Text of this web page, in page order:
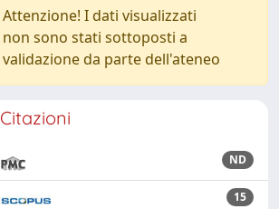
Attenzione! I dati visualizzati
non sono stati sottoposti a
validazione da parte dell'ateneo
Citazioni
ND
15